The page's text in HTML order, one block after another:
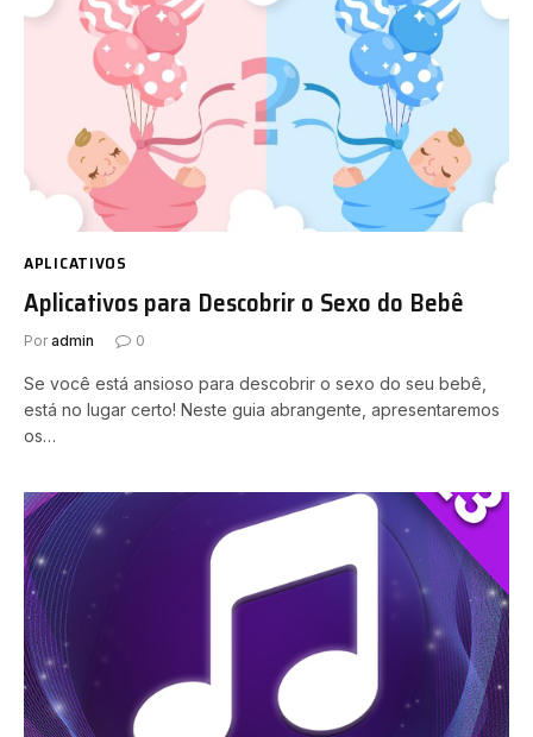
APLICATIVOS
Aplicativos para Descobrir o Sexo do Bebê
Por admin 0
Se você está ansioso para descobrir o sexo do seu bebê,
está no lugar certo! Neste guia abrangente, apresentaremos
os…